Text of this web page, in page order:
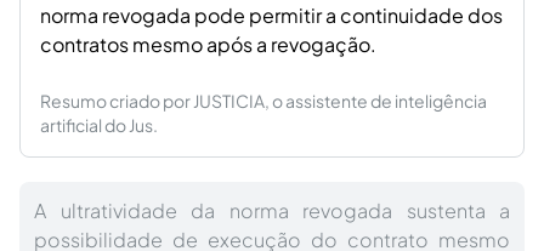
norma revogada pode permitir a continuidade dos
contratos mesmo após a revogação.
Resumo criado por JUSTICIA, o assistente de inteligência
artificial do Jus.
A ultratividade da norma revogada sustenta a
possibilidade de execução do contrato mesmo